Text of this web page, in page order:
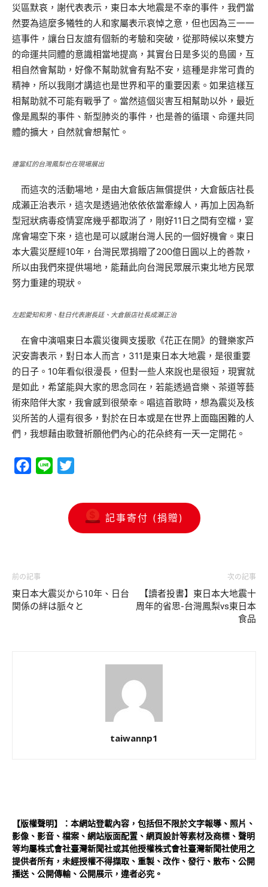
災區默哀，謝代表表示，東日本大地震是不幸的事件，我們當
然要為這麼多犧牲的人和家屬表示哀悼之意，但也因為三一一
這事件，讓台日友誼有個新的考驗和突破，從那時候以來雙方
的命運共同體的意識相當地提高，其實台日是多災的島國，互
相自然會幫助，好像不幫助就會有點不安，這種是非常可貴的
精神，所以我剛才講這也是世界和平的重要因素。如果這樣互
相幫助就不可能有戰爭了。當然這個災害互相幫助以外，最近
像是鳳梨的事件、新型肺炎的事件，也是善的循環、命運共同
體的擴大，自然就會想幫忙。
連當紅的台灣鳳梨也在現場展出
而這次的活動場地，是由大倉飯店無償提供，大倉飯店社長
成瀨正治表示，這次是透過池依依依當牽線人，再加上因為新
型冠狀病毒疫情宴席幾乎都取消了，剛好11日之間有空檔，宴
席會場空下來，這也是可以感謝台灣人民的一個好機會。東日
本大震災歷經10年，台灣民眾捐贈了200億日圓以上的善款，
所以由我們來提供場地，能藉此向台灣民眾展示東北地方民眾
努力重建的現狀。
左起愛知和男、駐日代表謝長廷、大倉飯店社長成瀨正治
在會中演唱東日本震災復興支援歌《花正在開》的聲樂家芦
沢安壽表示，對日本人而言，311是東日本大地震，是很重要
的日子。10年看似很漫長，但對一些人來說也是很短，現實就
是如此，希望能與大家的思念同在，若能透過音樂、茶道等藝
術來陪伴大家，我會感到很榮幸。唱這首歌時，想為震災及核
災所苦的人還有很多，對於在日本或是在世界上面臨困難的人
們，我想藉由歌聲祈願他們內心的花朵終有一天一定開花。
Facebook
Line
記事寄付 (捐贈)
前の記事
東日本大震災から10年、日台
関係の絆は脈々と
次の記事
【讀者投書】東日本大地震十
周年的省思-台灣鳳梨vs東日本
食品
taiwannp1
【版權聲明】：本網站登載內容，包括但不限於文字報導、照片、
影像、影音、檔案、網站版面配置、網頁設計等素材及商標、聲明
等均屬株式會社臺灣新聞社或其他授權株式會社臺灣新聞社使用之
提供者所有，未經授權不得擷取、重製、改作、發行、散布、公開
播送、公開傳輸、公開展示，違者必究。